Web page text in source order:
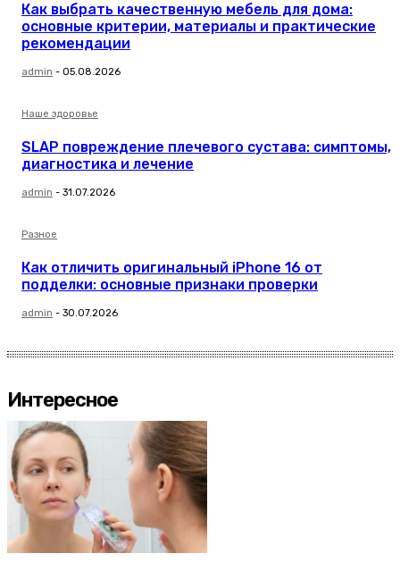
Как выбрать качественную мебель для дома:
основные критерии, материалы и практические
рекомендации
admin - 05.08.2026
Наше здоровье
SLAP повреждение плечевого сустава: симптомы,
диагностика и лечение
admin - 31.07.2026
Разное
Как отличить оригинальный iPhone 16 от
подделки: основные признаки проверки
admin - 30.07.2026
Интересное